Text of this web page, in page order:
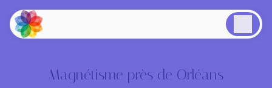
Magnétisme près de Orléans